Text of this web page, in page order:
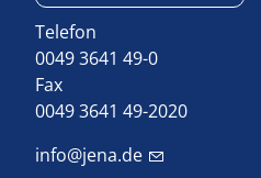
Telefon
0049 3641 49-0
Fax
0049 3641 49-2020
info@jena.de